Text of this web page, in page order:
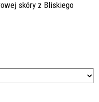
skóry z Bliskiego